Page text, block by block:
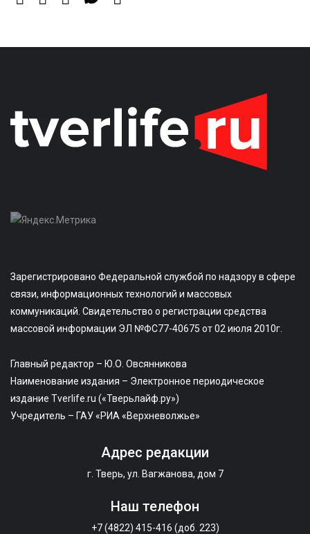
Зарегистрировано Федеральной службой по надзору в сфере
связи, информационных технологий и массовых
коммуникаций. Свидетельство о регистрации средства
массовой информации ЭЛ №ФС77-40675 от 02 июля 2010г.
Главный редактор – Ю.О. Овсянникова
Наименование издания – Электронное периодическое
издание Tverlife.ru («Тверьлайф.ру»)
Учредитель – ГАУ «РИА «Верхневолжье»
Адрес редакции
г. Тверь, ул. Вагжанова, дом 7
Наш телефон
+7 (4822) 415-416 (доб. 223)